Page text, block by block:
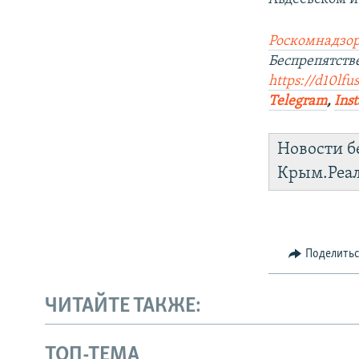
https://
Telegram,
Новости
ЧИТАЙТЕ ТАКЖЕ: